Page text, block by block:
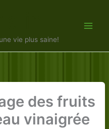
vie plus saine!
des fruits
vinaigrée